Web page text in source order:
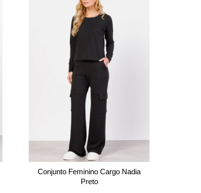
Conjunto Feminino Cargo Nadia
Preto